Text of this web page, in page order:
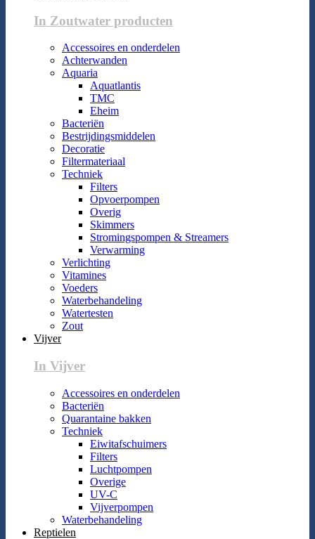
In Zoutwater producten
Accessoires en onderdelen
Achterwanden
Aquaria
Aquatlantis
TMC
Eheim
Bacteriën
Bestrijdingsmiddelen
Decoratie
Filtermateriaal
Techniek
Filters
Opvoerpompen
Overig
Skimmers
Stromingspompen & Streamers
Verwarming
Verlichting
Vitamines
Voeders
Waterbehandeling
Watertesten
Zout
Vijver
In Vijver
Accessoires en onderdelen
Bacteriën
Quarantaine bakken
Techniek
Eiwitafschuimers
Filters
Luchtpompen
Overige
UV-C
Vijverpompen
Waterbehandeling
Reptielen